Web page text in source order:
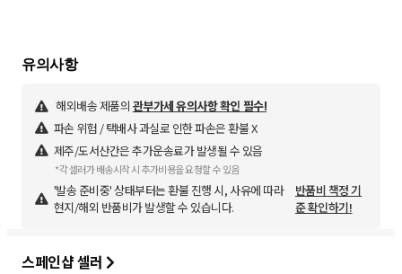
유의사항
해외배송 제품의 관부가세 유의사항 확인 필수!
파손 위험 / 택배사 과실로 인한 파손은 환불 X
제주/도서산간은 추가운송료가 발생될 수 있음
*각 셀러가 배송시작 시 추가비용을 요청할 수 있음
'발송 준비중' 상태부터는 환불 진행 시, 사유에 따라
현지/해외 반품비가 발생할 수 있습니다.
반품비 책정 기
준 확인하기!
스페인샵 셀러